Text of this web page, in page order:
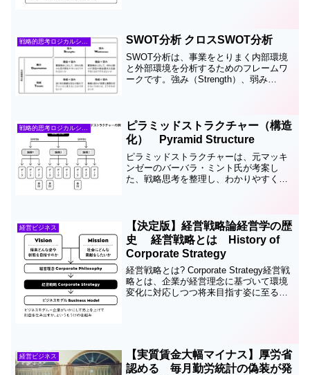
戦略的思考ロジカルシンキング SWOT分析 クロスSWOT分析
SWOT分析は、事業をとりまく内部環境
と外部環境を分析するためのフレームワ
ークです。強み（Strength）、弱み
ピラミッドストラクチャー（構造
化） Pyramid Structure
ピラミッドストラクチャーは、元マッキ
ンゼーのバーバラ・ミント氏が考案し
た、戦略思考を整理し、わかりやすく説
た図化することを構造化また...
経営ビジネス
【決定版】経営戦略論経営学の歴
史 経営戦略とは History of
Corporate Strategy
経営戦略とは? Corporate Strategy経営戦
略とは、企業が経営理念に基づいて環境
変化に対応しつつ将来目指す姿に至るま
経営ビジネス
【実質賃金大幅マイナス】厚労省
認める 毎月勤労統計の偽装が発